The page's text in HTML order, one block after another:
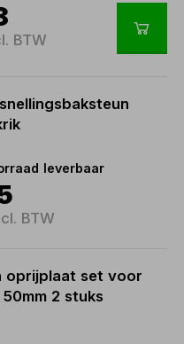
BTW
leverbaar
BTW
oprijplaat set voor
2 stuks